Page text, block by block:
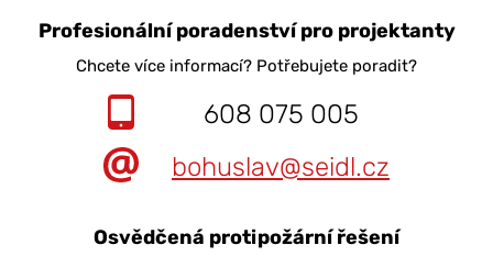
Profesionální poradenství pro projektanty
Chcete více informací? Potřebujete poradit?
608 075 005
bohuslav@seidl.cz
Osvědčená protipožární řešení